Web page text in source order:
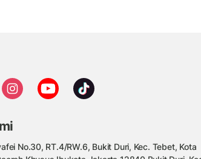
No.30, RT.4/RW.6, Bukit Duri, Kec. Tebet, Kota